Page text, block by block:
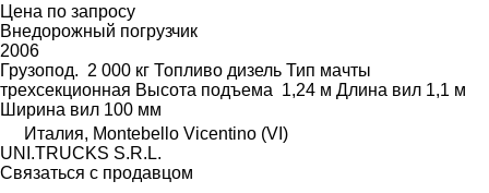
Цена по запросу
Внедорожный погрузчик
2006
Грузопод. 2 000 кг Топливо дизель Тип мачты
трехсекционная Высота подъема 1,24 м Длина вил 1,1 м
Ширина вил 100 мм
Италия, Montebello Vicentino (VI)
UNI.TRUCKS S.R.L.
Связаться с продавцом